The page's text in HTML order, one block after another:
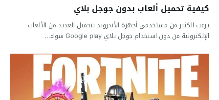
كيفية تحميل ألعاب بدون جوجل بلاي
يرغب الكثير من مستخدمي أجهزة الأندرويد بتحميل العديد من الألعاب
الإلكترونية من دون استخدام جوجل بلاي Google play سواء...